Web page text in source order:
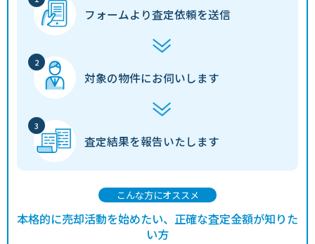
フォームより査定依頼を送信
対象の物件にお伺いします
査定結果を報告いたします
こんな方にオススメ
本格的に売却活動を始めたい、正確な査定金額が知りた
い方